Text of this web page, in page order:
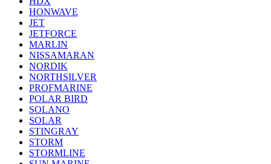
HONWAVE
JET
JETFORCE
MARLIN
NISSAMARAN
NORDIK
NORTHSILVER
PROFMARINE
POLAR BIRD
SOLANO
SOLAR
STINGRAY
STORM
STORMLINE